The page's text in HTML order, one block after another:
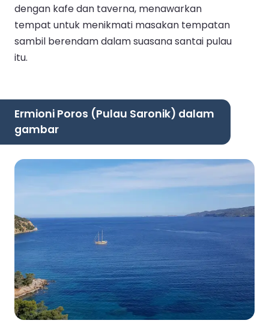
dengan kafe dan taverna, menawarkan
tempat untuk menikmati masakan tempatan
sambil berendam dalam suasana santai pulau
itu.
Ermioni Poros (Pulau Saronik) dalam
gambar